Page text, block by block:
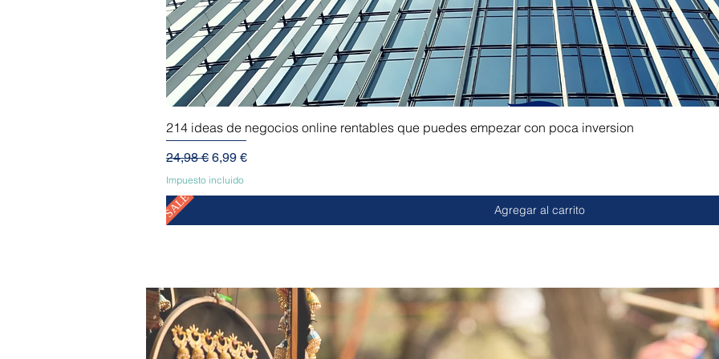
214 ideas de negocios online rentables que puedes empezar con poca inversion
Precio
24,98 € Precio de oferta
6,99 €
Impuesto incluido
Agregar al carrito
SALE